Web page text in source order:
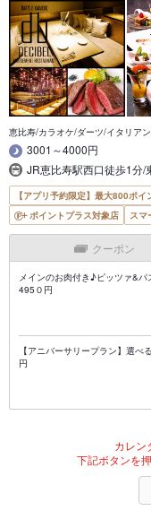
恵比寿/カラオケ/ダーツ/イタリア
3001～4000円
JR恵比寿駅西口徒歩1分
【アプリ予約限定】最大800ポ
ポイントプラス対象店
スマ
クーポン
メインのお肉付き♪ピッツァ&
495０円
【アニバーサリープラン】選
円
カレン
下記ボタンを